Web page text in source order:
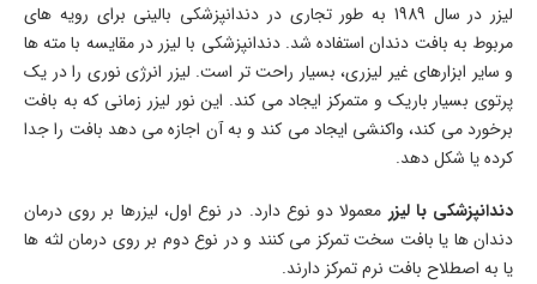
لیزر در سال 1989 به طور تجاری در دندانپزشکی بالینی برای رویه‌ های
مربوط به بافت دندان استفاده شد. دندانپزشکی با لیزر در مقایسه با مته‌ ها
و سایر ابزارهای غیر لیزری، بسیار راحت تر است. لیزر انرژی نوری را در یک
پرتوی بسیار باریک و متمرکز ایجاد می‌ کند. این نور لیزر زمانی که به بافت
برخورد می‌ کند، واکنشی ایجاد می‌ کند و به آن اجازه می‌ دهد بافت را جدا
کرده یا شکل دهد.
دندانپزشکی با لیزر معمولا دو نوع دارد. در نوع اول، لیزرها بر روی درمان
دندان‌ ها یا بافت سخت تمرکز می‌ کنند و در نوع دوم بر روی درمان لثه‌ ها
یا به اصطلاح بافت نرم تمرکز دارند.